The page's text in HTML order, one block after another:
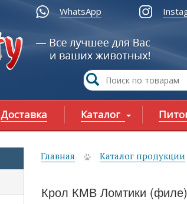
WhatsApp
Доставка Каталог
Вы здесь
Главная Каталог продукции
Крол КМВ Ломтики (филе)